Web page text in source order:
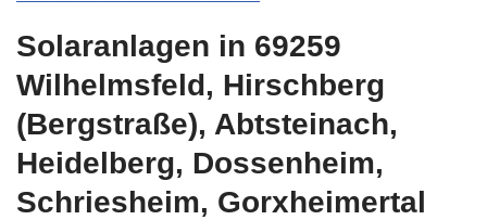
Solaranlagen in 69259
Wilhelmsfeld, Hirschberg
(Bergstraße), Abtsteinach,
Heidelberg, Dossenheim,
Schriesheim, Gorxheimertal